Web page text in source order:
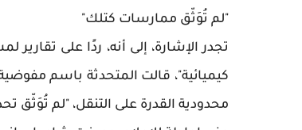
"لم تُوَثّق ممارسات كتلك"
تجدر الإشارة، إلى أنه، ردًا على
كيميائية"، قالت المتحدثة باسم
محدودية القدرة على التنقل، "لم تُوَثّق